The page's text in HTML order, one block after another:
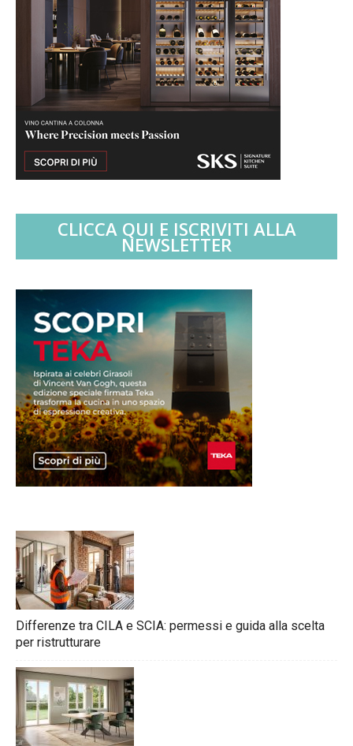
CLICCA QUI E ISCRIVITI ALLA
NEWSLETTER
Differenze tra CILA e SCIA: permessi e guida alla scelta
per ristrutturare